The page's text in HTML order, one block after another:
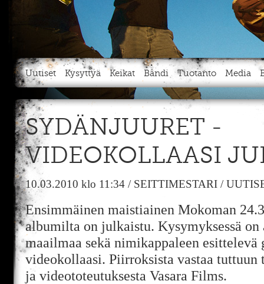
Uutiset Kysyttyä Keikat Bändi Tuotanto Media
SYDÄNJUURET -
VIDEOKOLLAASI
10.03.2010 klo 11:34 / SEITTIMESTARI /
Ensimmäinen maistiainen Mokoman
albumilta on julkaistu. Kysymyksessä
maailmaa sekä nimikappaleen esittelevä
videokollaasi. Piirroksista vastaa tuttuun
ja videototeutuksesta Vasara Films.